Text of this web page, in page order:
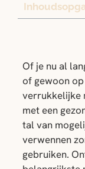
Of je nu al
of gewoon
verrukkelijke
met een
tal van
verwennen
gebruiken.